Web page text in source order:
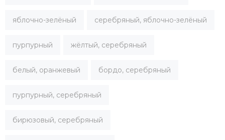
яблочно-зелёный серебряный, яблочно-зелёный
пурпурный жёлтый, серебряный
белый, оранжевый бордо, серебряный
пурпурный, серебряный
бирюзовый, серебряный